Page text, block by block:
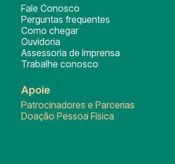
Fale Conosco
Perguntas frequentes
Como chegar
Ouvidoria
Assessoria de Imprensa
Trabalhe conosco
Apoie
Patrocinadores e Parcerias
Doação Pessoa Física